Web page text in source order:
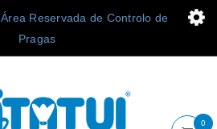
Área Reservada de Controlo de
Pragas
0